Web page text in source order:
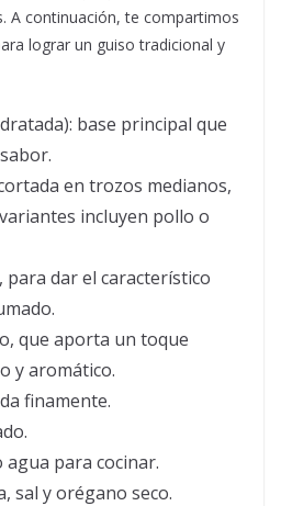
A continuación, te compartimos
lograr un guiso tradicional y
base principal que
en trozos medianos,
incluyen pollo o
para dar el característico
que aporta un toque
y aromático.
finamente.
agua para cocinar.
sal y orégano seco.